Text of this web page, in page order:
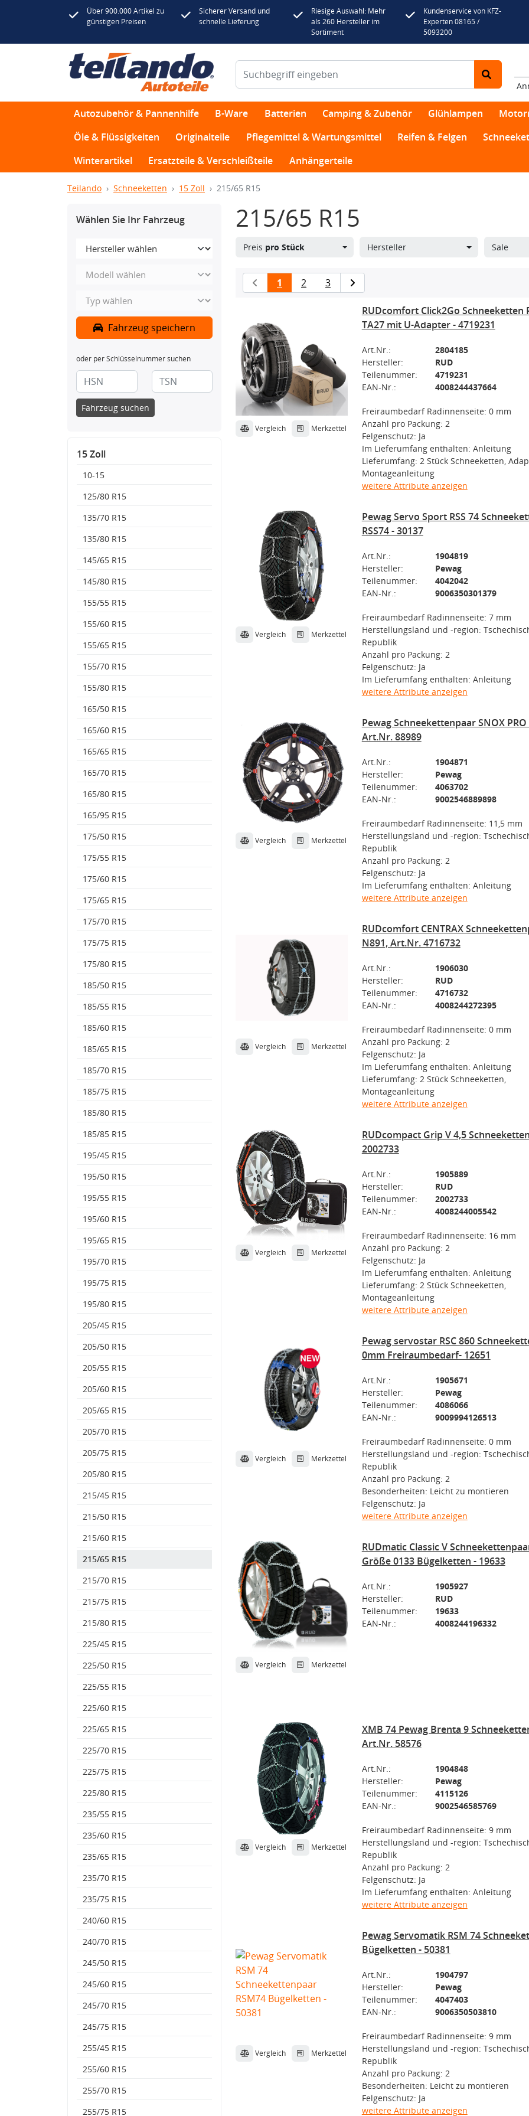
Über 900.000 Artikel zu
günstigen Preisen
Sicherer Versand und
schnelle Lieferung
Riesige Auswahl: Mehr
als 260 Hersteller im
Sortiment
Kundenservice von KFZ-
Experten 08165 /
5093200
Autozubehör & Pannenhilfe B-Ware Batterien Camping & Zubehör Glühlampen
Öle & Flüssigkeiten
Originalteile Pflegemittel & Wartungsmittel Reifen & Felgen
Winterartikel
Ersatzteile & Verschleißteile Anhängerteile
Teilando Schneeketten 15 Zoll 215/65 R15
Wählen Sie Ihr Fahrzeug
Fahrzeug speichern
oder per Schlüsselnummer suchen
Fahrzeug suchen
15 Zoll
10-15
125/80 R15
135/70 R15
135/80 R15
145/65 R15
145/80 R15
155/55 R15
155/60 R15
155/65 R15
155/70 R15
155/80 R15
165/50 R15
165/60 R15
165/65 R15
165/70 R15
165/80 R15
165/95 R15
175/50 R15
175/55 R15
175/60 R15
175/65 R15
175/70 R15
175/75 R15
175/80 R15
185/50 R15
185/55 R15
185/60 R15
185/65 R15
185/70 R15
185/75 R15
185/80 R15
185/85 R15
195/45 R15
195/50 R15
195/55 R15
195/60 R15
195/65 R15
195/70 R15
195/75 R15
195/80 R15
205/45 R15
205/50 R15
205/55 R15
205/60 R15
205/65 R15
205/70 R15
205/75 R15
205/80 R15
215/45 R15
215/50 R15
215/60 R15
215/65 R15
215/70 R15
215/75 R15
215/80 R15
225/45 R15
225/50 R15
225/55 R15
225/60 R15
225/65 R15
225/70 R15
225/75 R15
225/80 R15
235/55 R15
235/60 R15
235/65 R15
235/70 R15
235/75 R15
240/60 R15
240/70 R15
245/50 R15
245/60 R15
245/70 R15
245/75 R15
255/45 R15
255/60 R15
255/70 R15
255/75 R15
215/65 R15
Preis pro Stück Hersteller Sale
1 2 3
Vergleich Merkzettel
RUDcomfort Click2Go Schneeketten
TA27 mit U-Adapter - 4719231
Art.Nr.:
2804185
Hersteller:
RUD
Teilenummer:
4719231
EAN-Nr.:
4008244437664
Freiraumbedarf Radinnenseite: 0 mm
Anzahl pro Packung: 2
Felgenschutz: Ja
Im Lieferumfang enthalten: Anleitung
Lieferumfang: 2 Stück Schneeketten,
Montageanleitung
weitere Attribute anzeigen
Vergleich Merkzettel
Pewag Servo Sport RSS 74
RSS74 - 30137
Art.Nr.:
1904819
Hersteller:
Pewag
Teilenummer:
4042042
EAN-Nr.:
9006350301379
Freiraumbedarf Radinnenseite: 7 mm
Herstellungsland und -region:
Republik
Anzahl pro Packung: 2
Felgenschutz: Ja
Im Lieferumfang enthalten: Anleitung
weitere Attribute anzeigen
Vergleich Merkzettel
Pewag Schneekettenpaar SNOX PRO
Art.Nr. 88989
Art.Nr.:
1904871
Hersteller:
Pewag
Teilenummer:
4063702
EAN-Nr.:
9002546889898
Freiraumbedarf Radinnenseite: 11,5 mm
Herstellungsland und -region:
Republik
Anzahl pro Packung: 2
Felgenschutz: Ja
Im Lieferumfang enthalten: Anleitung
weitere Attribute anzeigen
Vergleich Merkzettel
RUDcomfort CENTRAX
N891, Art.Nr. 4716732
Art.Nr.:
1906030
Hersteller:
RUD
Teilenummer:
4716732
EAN-Nr.:
4008244272395
Freiraumbedarf Radinnenseite: 0 mm
Anzahl pro Packung: 2
Felgenschutz: Ja
Im Lieferumfang enthalten: Anleitung
Lieferumfang: 2 Stück Schneeketten,
Montageanleitung
weitere Attribute anzeigen
Vergleich Merkzettel
RUDcompact Grip V 4,5
2002733
Art.Nr.:
1905889
Hersteller:
RUD
Teilenummer:
2002733
EAN-Nr.:
4008244005542
Freiraumbedarf Radinnenseite: 16 mm
Anzahl pro Packung: 2
Felgenschutz: Ja
Im Lieferumfang enthalten: Anleitung
Lieferumfang: 2 Stück Schneeketten,
Montageanleitung
weitere Attribute anzeigen
Vergleich Merkzettel
Pewag servostar RSC 860
0mm Freiraumbedarf- 12651
Art.Nr.:
1905671
Hersteller:
Pewag
Teilenummer:
4086066
EAN-Nr.:
9009994126513
Freiraumbedarf Radinnenseite: 0 mm
Herstellungsland und -region:
Republik
Anzahl pro Packung: 2
Besonderheiten: Leicht zu montieren
Felgenschutz: Ja
weitere Attribute anzeigen
Vergleich Merkzettel
RUDmatic Classic V
Größe 0133 Bügelketten - 19633
Art.Nr.:
1905927
Hersteller:
RUD
Teilenummer:
19633
EAN-Nr.:
4008244196332
Vergleich Merkzettel
XMB 74 Pewag Brenta 9
Art.Nr. 58576
Art.Nr.:
1904848
Hersteller:
Pewag
Teilenummer:
4115126
EAN-Nr.:
9002546585769
Freiraumbedarf Radinnenseite: 9 mm
Herstellungsland und -region:
Republik
Anzahl pro Packung: 2
Felgenschutz: Ja
Im Lieferumfang enthalten: Anleitung
weitere Attribute anzeigen
Vergleich Merkzettel
Pewag Servomatik RSM 74
Bügelketten - 50381
Art.Nr.:
1904797
Hersteller:
Pewag
Teilenummer:
4047403
EAN-Nr.:
9006350503810
Freiraumbedarf Radinnenseite: 9 mm
Herstellungsland und -region:
Republik
Anzahl pro Packung: 2
Besonderheiten: Leicht zu montieren
Felgenschutz: Ja
weitere Attribute anzeigen